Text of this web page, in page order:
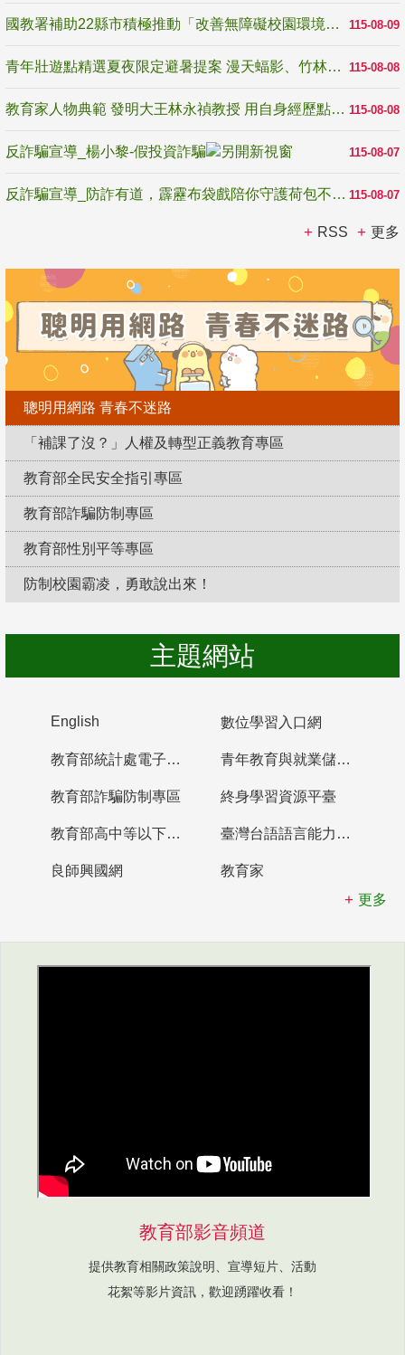
115-08-09
國教署補助22縣市積極推動「改善無障礙校園環境計畫」 打造友善、安全、無礙學習空間
115-08-08
青年壯遊點精選夏夜限定避暑提案 漫天蝠影、竹林尋蛙、茶香夜觀 邀青年暮色出發
115-08-08
教育家人物典範 發明大王林永禎教授 用自身經歷點亮學生的路
115-08-07
反詐騙宣導_楊小黎-假投資詐騙
115-08-07
反詐騙宣導_防詐有道，霹靂布袋戲陪你守護荷包不受騙
RSS 更多
聰明用網路 青春不迷路
「補課了沒？」人權及轉型正義教育專區
教育部全民安全指引專區
教育部詐騙防制專區
教育部性別平等專區
防制校園霸凌，勇敢說出來！
主題網站
English 數位學習入口網
教育部統計處電子書櫃 青年教育與就業儲蓄帳戶
教育部詐騙防制專區 終身學習資源平臺
教育部高中等以下學校及幼兒園教師資格檢定考試 臺灣台語語言能力認證網站
良師興國網
教育家
更多
教育部影音頻道
提供教育相關政策說明、宣導短片、活動
花絮等影片資訊，歡迎踴躍收看！